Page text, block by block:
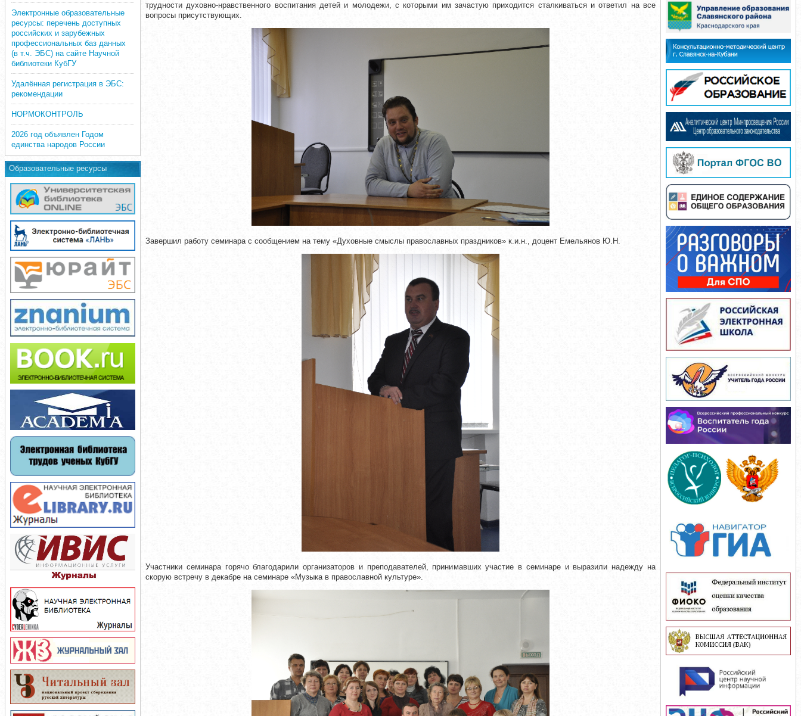
Электронные образовательные
ресурсы: перечень доступных
российских и зарубежных
профессиональных баз данных
(в т.ч. ЭБС) на сайте Научной
библиотеки КубГУ
Удалённая регистрация в ЭБС:
рекомендации
НОРМОКОНТРОЛЬ
2026 год объявлен Годом
единства народов России
Образовательные ресурсы
трудности духовно-нравственного воспитания детей и молодежи, с которыми им зачастую приходится сталкиваться и ответил на все
вопросы присутствующих.
Завершил работу семинара с сообщением на тему «Духовные смыслы православных праздников» к.и.н., доцент Емельянов Ю.Н.
Участники семинара горячо благодарили организаторов и преподавателей, принимавших участие в семинаре и выразили надежду на
скорую встречу в декабре на семинаре «Музыка в православной культуре».